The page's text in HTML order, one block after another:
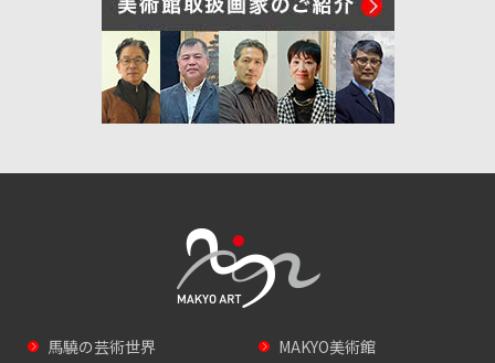
馬驍の芸術世界 MAKYO美術館